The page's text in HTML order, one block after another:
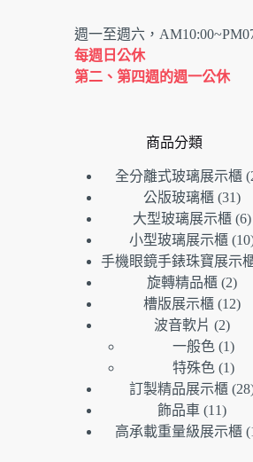
週一至週六，
每週日公休
第二、第四週的週一公休
商品分類
全分離式玻璃展示櫃
公版玻璃櫃 3131
個
產
品
大型玻璃展示櫃 66
個
小型玻璃展示櫃 10
手機眼鏡手錶珠寶展示
旋轉精品櫃 22
個
品
槽版展示櫃 1212
波音軟片 22
個
產
品
一般色 11
個
產
特殊色 11
個
品
訂製精品展示櫃 28
飾品車 1111
個
高承載重量級展示櫃